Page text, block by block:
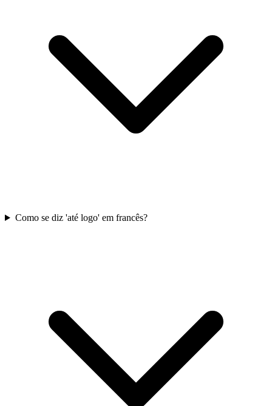
Como se diz 'até logo' em francês?